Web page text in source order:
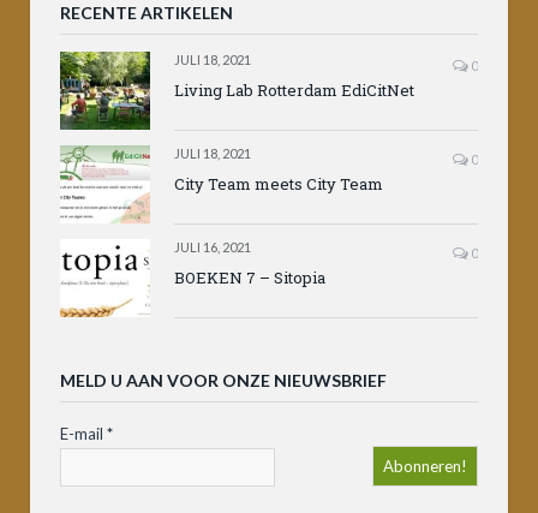
RECENTE ARTIKELEN
JULI 18, 2021 0
Living Lab Rotterdam EdiCitNet
JULI 18, 2021 0
City Team meets City Team
JULI 16, 2021 0
BOEKEN 7 – Sitopia
MELD U AAN VOOR ONZE NIEUWSBRIEF
E-mail *